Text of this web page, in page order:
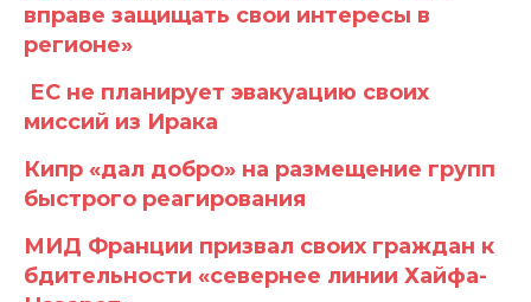
вправе защищать свои интересы в
регионе»
ЕС не планирует эвакуацию своих
миссий из Ирака
Кипр «дал добро» на размещение групп
быстрого реагирования
МИД Франции призвал своих граждан к
бдительности «севернее линии Хайфа-